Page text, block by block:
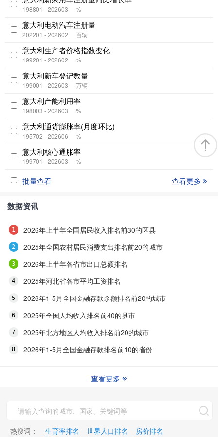
198801 - 202603 %
意大利电动汽车注册量
202201 - 202602 百辆
意大利生产者价格指数变化
199201 - 202602 %
意大利新车登记数量
199001 - 202603 万辆
意大利产能利用率
198003 - 202603 %
意大利通货膨胀率(月度环比)
195702 - 202606 %
意大利核心通胀率
199701 - 202603 %
批量查看 查看更多
数据资讯
2026年上半年全国居民收入排名前30的区县
2025年全国农村居民消费支出排名前20的城市
2026年上半年各省市出口总额排名
2025年河北省各市平均工资排名
2026年1-5月全国金融存款余额排名前20的城市
2025年全国人均收入排名前40的县市
2025年北方地区人均收入排名前20的城市
2026年1-5月全国金融存款排名前10的省份
查看更多
热搜词： 生育率排名 世界人口排名 房价排名